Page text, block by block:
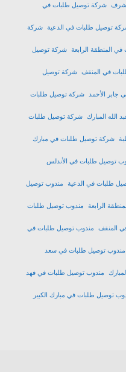
شركة توصيل طلبات في
توصيل طلبات في الدعية شركة
المنطقة الرابعة شركة توصيل
في المنقف شركة توصيل
الأحمد شركة توصيل طلبات
المبارك شركة توصيل طلبات
شركة توصيل طلبات في مبارك
توصيل طلبات في الأندلس
طلبات في الدعية مندوب توصيل
الرابعة مندوب توصيل طلبات
المنقف مندوب توصيل طلبات في
مندوب توصيل طلبات في سعد
مندوب توصيل طلبات في فهد
توصيل طلبات في مبارك الكبير